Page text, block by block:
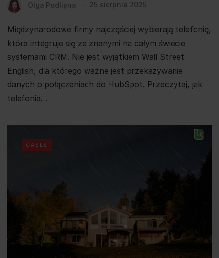
Olga Podlipna 25 sierpnia 2025
Międzynarodowe firmy najczęściej wybierają telefonię,
która integruje się ze znanymi na całym świecie
systemami CRM. Nie jest wyjątkiem Wall Street
English, dla którego ważne jest przekazywanie
danych o połączeniach do HubSpot. Przeczytaj, jak
telefonia…
CASES